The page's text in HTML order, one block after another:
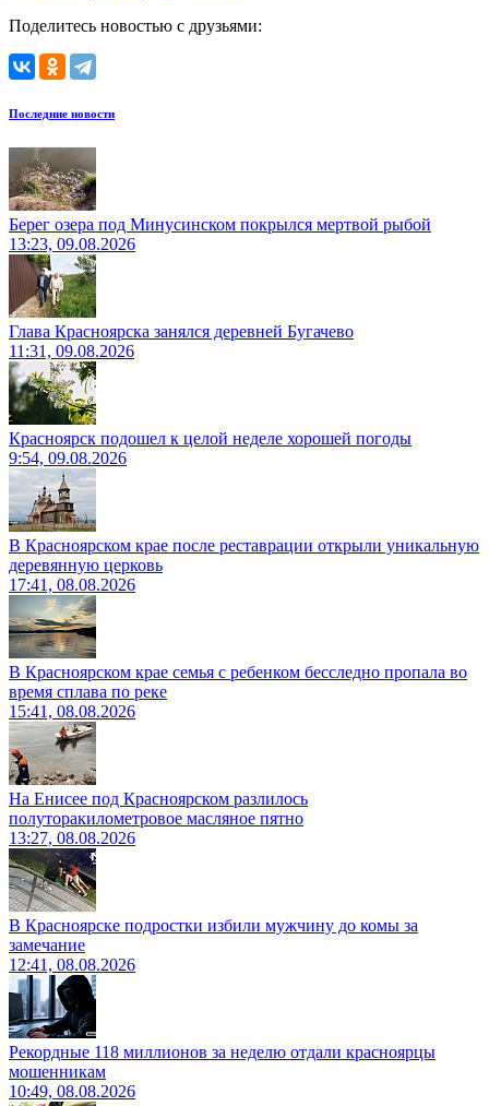
Поделитесь новостью с друзьями:
Последние новости
Берег озера под Минусинском покрылся мертвой рыбой
13:23, 09.08.2026
Глава Красноярска занялся деревней Бугачево
11:31, 09.08.2026
Красноярск подошел к целой неделе хорошей погоды
9:54, 09.08.2026
В Красноярском крае после реставрации открыли уникальную
деревянную церковь
17:41, 08.08.2026
В Красноярском крае семья с ребенком бесследно пропала во
время сплава по реке
15:41, 08.08.2026
На Енисее под Красноярском разлилось
полуторакилометровое масляное пятно
13:27, 08.08.2026
В Красноярске подростки избили мужчину до комы за
замечание
12:41, 08.08.2026
Рекордные 118 миллионов за неделю отдали красноярцы
мошенникам
10:49, 08.08.2026